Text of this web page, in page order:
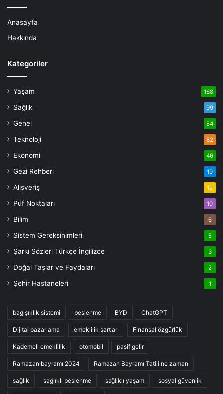
Anasayfa
Hakkında
Kategoriler
Yaşam 168
Sağlık 99
Genel 84
Teknoloji 82
Ekonomi 46
Gezi Rehberi 19
Alışveriş 12
Püf Noktaları 10
Bilim 6
Sistem Gereksinimleri 5
Şarkı Sözleri Türkçe İngilizce 3
Doğal Taşlar ve Faydaları 2
Şehir Hastaneleri 1
bağışıklık sistemi beslenme BYD ChatGPT
Dijital pazarlama emeklilik şartları Finansal özgürlük
Kademeli emeklilik otomobil pasif gelir
Ramazan bayramı 2024 Ramazan Bayramı Tatili ne zaman
sağlık sağlıklı beslenme sağlıklı yaşam sosyal güvenlik